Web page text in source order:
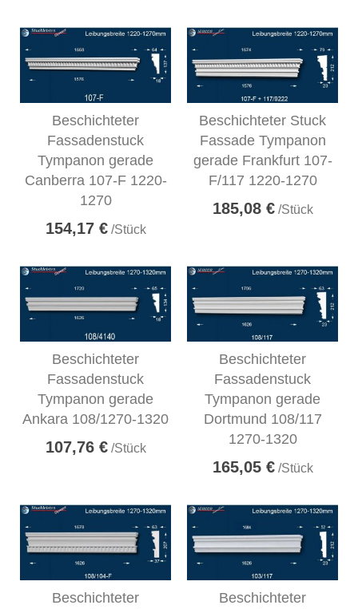
Beschichteter
Fassadenstuck
Tympanon gerade
Canberra 107-F 1220-
1270
154,17 €/Stück
Beschichteter Stuck
Fassade Tympanon
gerade Frankfurt 107-
F/117 1220-1270
185,08 €/Stück
Beschichteter
Fassadenstuck
Tympanon gerade
Ankara 108/1270-1320
107,76 €/Stück
Beschichteter
Fassadenstuck
Tympanon gerade
Dortmund 108/117
1270-1320
165,05 €/Stück
Beschichteter
Beschichteter